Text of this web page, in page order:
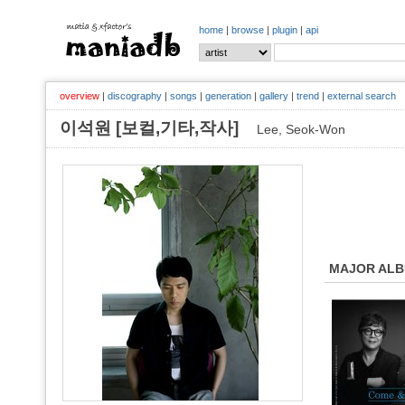
home | browse | plugin | api
overview | discography | songs | generation | gallery | trend | external search
이석원 [보컬,기타,작사] Lee, Seok-Won
MAJOR